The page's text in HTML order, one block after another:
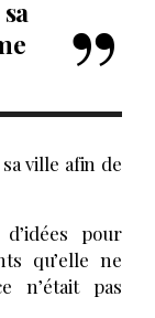
ville afin de
pour
qu’elle ne
n’était pas